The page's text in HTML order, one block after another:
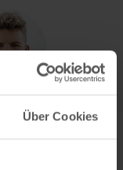
Über Cookies